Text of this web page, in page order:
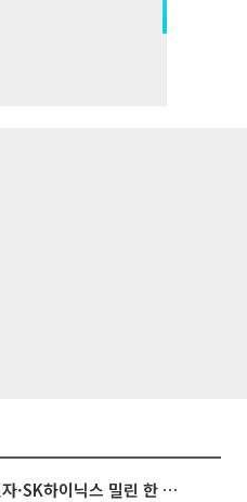
[베스트&워스트] 삼성전자·SK하이닉스 밀린 한 주…상상인증권은 85% 급등